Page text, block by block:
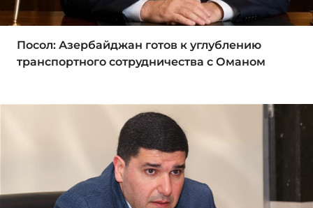
Посол: Азербайджан готов к углублению
транспортного сотрудничества с Оманом